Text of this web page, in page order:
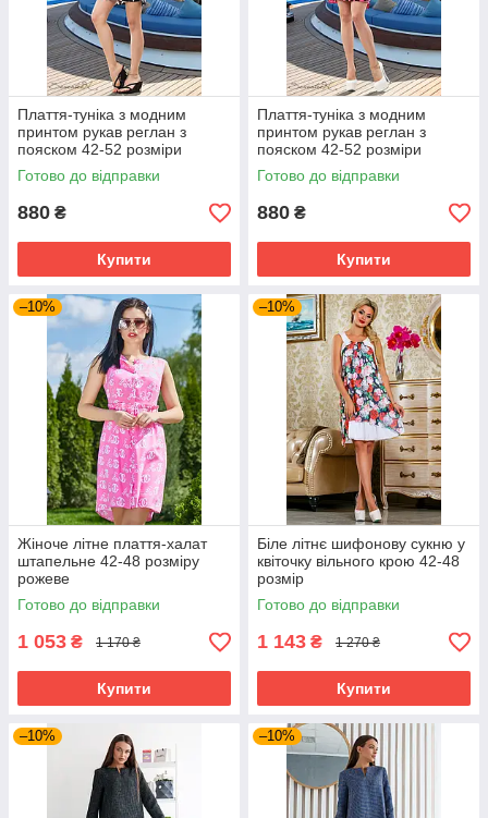
Плаття-туніка з модним
принтом рукав реглан з
пояском 42-52 розміри
Готово до відправки
880 ₴
Купити
Плаття-туніка з модним
принтом рукав реглан з
пояском 42-52 розміри
Готово до відправки
880 ₴
Купити
–10%
Жіноче літне плаття-халат
штапельне 42-48 розміру
рожеве
Готово до відправки
1 053 ₴ 1 170 ₴
Купити
–10%
Біле літнє шифонову сукню у
квіточку вільного крою 42-48
розмір
Готово до відправки
1 143 ₴ 1 270 ₴
Купити
–10% –10%